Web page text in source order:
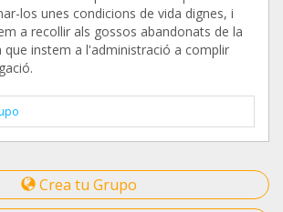
los unes condicions de vida dignes, i
a recollir als gossos abandonats de la
que instem a l'administració a complir
Crea tu Grupo